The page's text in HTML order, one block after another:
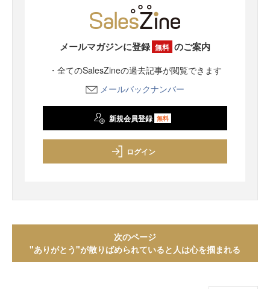
メールマガジンに登録 無料 のご案内
・全てのSalesZineの過去記事が閲覧できます
メールバックナンバー
新規会員登録 無料
ログイン
次のページ
"ありがとう"が散りばめられていると人は心を掴まれる